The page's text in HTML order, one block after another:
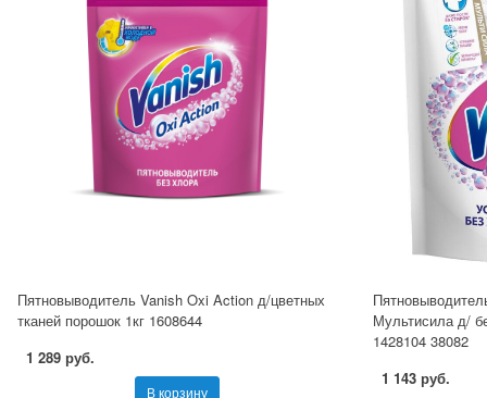
Пятновыводитель Vanish Oxi Action д/цветных
тканей порошок 1кг 1608644
1 289 руб.
В корзину
Мультисила д/
1428104 38082
1 143 руб.